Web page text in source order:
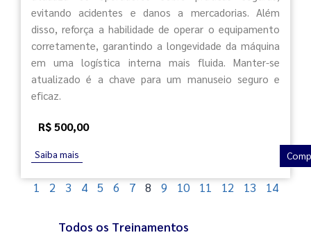
evitando acidentes e danos a mercadorias. Além
disso, reforça a habilidade de operar o equipamento
corretamente, garantindo a longevidade da máquina
em uma logística interna mais fluida. Manter-se
atualizado é a chave para um manuseio seguro e
eficaz.
R$ 500,00
Saiba mais
1 2 3 4 5 6 7 8 9 10 11 12 13 14
Todos os Treinamentos